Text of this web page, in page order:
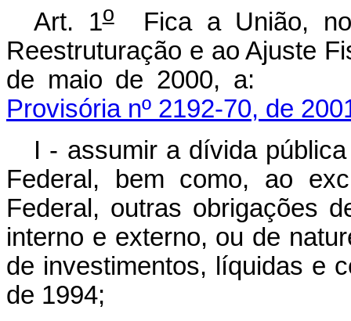
Art. 1oFica a União, no
Reestruturação e ao Ajuste
de maio de
Provisória nº 2192-70, de
I - assumir a dívida
Federal, bem como, ao
Federal, outras obrigações
interno e externo, ou de
de investimentos, líquidas e
de 1994;